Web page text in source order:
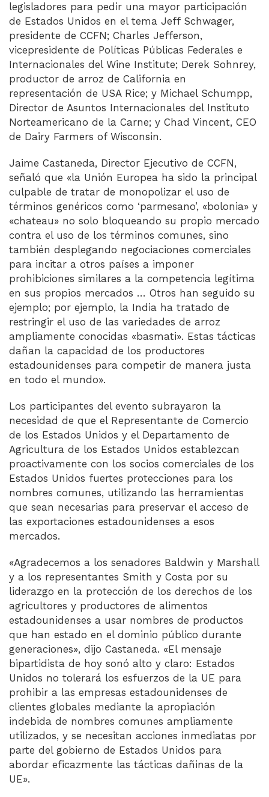
legisladores para pedir una mayor participación
de Estados Unidos en el tema Jeff Schwager,
presidente de CCFN; Charles Jefferson,
vicepresidente de Políticas Públicas Federales e
Internacionales del Wine Institute; Derek Sohnrey,
productor de arroz de California en
representación de USA Rice; y Michael Schumpp,
Director de Asuntos Internacionales del Instituto
Norteamericano de la Carne; y Chad Vincent, CEO
de Dairy Farmers of Wisconsin.
Jaime Castaneda, Director Ejecutivo de CCFN,
señaló que «la Unión Europea ha sido la principal
culpable de tratar de monopolizar el uso de
términos genéricos como ‘parmesano’, «bolonia» y
«chateau» no solo bloqueando su propio mercado
contra el uso de los términos comunes, sino
también desplegando negociaciones comerciales
para incitar a otros países a imponer
prohibiciones similares a la competencia legítima
en sus propios mercados … Otros han seguido su
ejemplo; por ejemplo, la India ha tratado de
restringir el uso de las variedades de arroz
ampliamente conocidas «basmati». Estas tácticas
dañan la capacidad de los productores
estadounidenses para competir de manera justa
en todo el mundo».
Los participantes del evento subrayaron la
necesidad de que el Representante de Comercio
de los Estados Unidos y el Departamento de
Agricultura de los Estados Unidos establezcan
proactivamente con los socios comerciales de los
Estados Unidos fuertes protecciones para los
nombres comunes, utilizando las herramientas
que sean necesarias para preservar el acceso de
las exportaciones estadounidenses a esos
mercados.
«Agradecemos a los senadores Baldwin y Marshall
y a los representantes Smith y Costa por su
liderazgo en la protección de los derechos de los
agricultores y productores de alimentos
estadounidenses a usar nombres de productos
que han estado en el dominio público durante
generaciones», dijo Castaneda. «El mensaje
bipartidista de hoy sonó alto y claro: Estados
Unidos no tolerará los esfuerzos de la UE para
prohibir a las empresas estadounidenses de
clientes globales mediante la apropiación
indebida de nombres comunes ampliamente
utilizados, y se necesitan acciones inmediatas por
parte del gobierno de Estados Unidos para
abordar eficazmente las tácticas dañinas de la
UE».